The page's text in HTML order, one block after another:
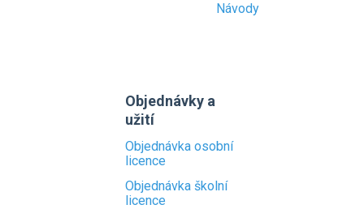
Návody
Objednávky a
užití
Objednávka osobní
licence
Objednávka školní
licence